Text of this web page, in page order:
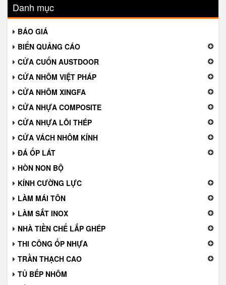
Danh mục
BÁO GIÁ
BIỂN QUẢNG CÁO
CỬA CUỐN AUSTDOOR
CỬA NHÔM VIỆT PHÁP
CỬA NHÔM XINGFA
CỬA NHỰA COMPOSITE
CỬA NHỰA LÕI THÉP
CỬA VÁCH NHÔM KÍNH
ĐÁ ỐP LÁT
HÒN NON BỘ
KÍNH CƯỜNG LỰC
LÀM MÁI TÔN
LÀM SẮT INOX
NHÀ TIỀN CHẾ LẮP GHÉP
THI CÔNG ỐP NHỰA
TRẦN THẠCH CAO
TỦ BẾP NHÔM